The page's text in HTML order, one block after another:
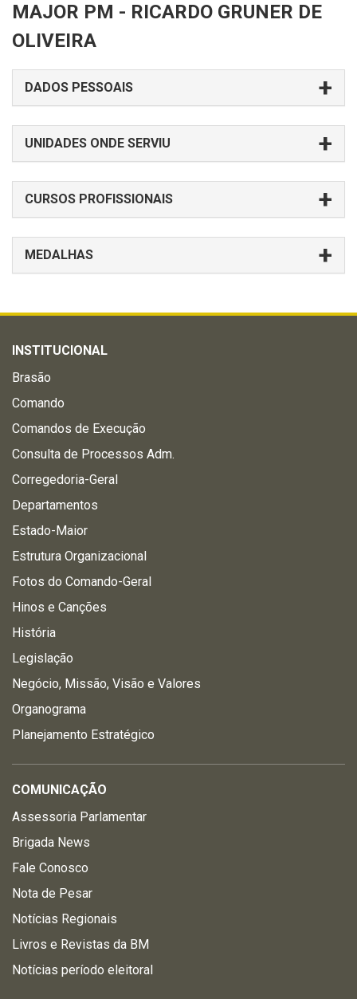
MAJOR PM - RICARDO GRUNER DE
OLIVEIRA
DADOS PESSOAIS
UNIDADES ONDE SERVIU
CURSOS PROFISSIONAIS
MEDALHAS
INSTITUCIONAL
Brasão
Comando
Comandos de Execução
Consulta de Processos Adm.
Corregedoria-Geral
Departamentos
Estado-Maior
Estrutura Organizacional
Fotos do Comando-Geral
Hinos e Canções
História
Legislação
Negócio, Missão, Visão e Valores
Organograma
Planejamento Estratégico
COMUNICAÇÃO
Assessoria Parlamentar
Brigada News
Fale Conosco
Nota de Pesar
Notícias Regionais
Livros e Revistas da BM
Notícias período eleitoral